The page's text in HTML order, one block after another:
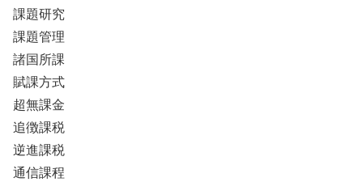
課題研究
課題管理
諸国所課
賦課方式
超無課金
追徴課税
逆進課税
通信課程